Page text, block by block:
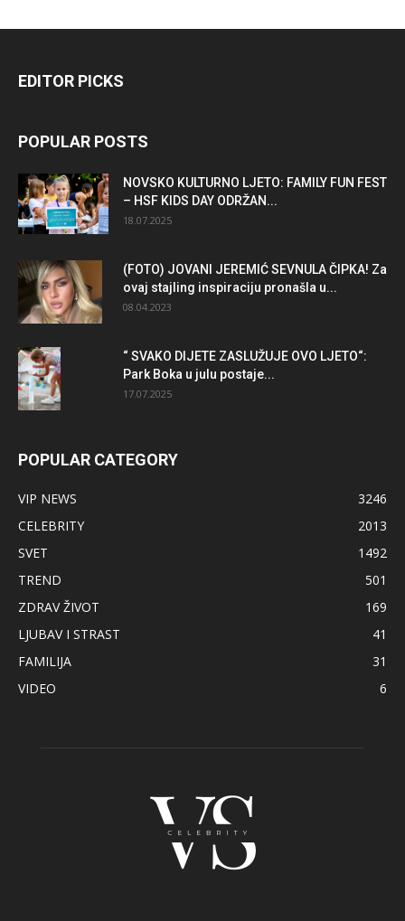
EDITOR PICKS
POPULAR POSTS
NOVSKO KULTURNO LJETO: FAMILY FUN FEST
– HSF KIDS DAY ODRŽAN...
18.07.2025
(FOTO) JOVANI JEREMIĆ SEVNULA ČIPKA! Za
ovaj stajling inspiraciju pronašla u...
08.04.2023
“ SVAKO DIJETE ZASLUŽUJE OVO LJETO“:
Park Boka u julu postaje...
17.07.2025
POPULAR CATEGORY
VIP NEWS
3246
CELEBRITY
2013
SVET
1492
TREND
501
ZDRAV ŽIVOT
169
LJUBAV I STRAST
41
FAMILIJA
31
VIDEO
6